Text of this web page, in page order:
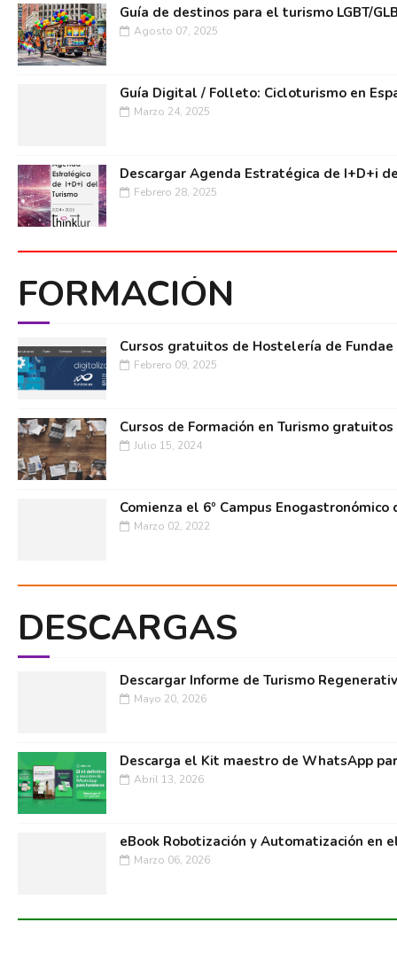
Guía de destinos para el turismo LGBT/
Agosto 07, 2025
Guía Digital / Folleto: Cicloturismo en
Marzo 24, 2025
Descargar Agenda Estratégica de I+D+i
Febrero 28, 2025
FORMACIÓN
Cursos gratuitos de Hostelería de Fundae
Febrero 09, 2025
Cursos de Formación en Turismo gratuitos
Julio 15, 2024
Comienza el 6º Campus Enogastronómico
Marzo 02, 2022
DESCARGAS
Descargar Informe de Turismo
Mayo 20, 2026
Descarga el Kit maestro de WhatsApp
Abril 13, 2026
eBook Robotización y Automatización en
Marzo 06, 2026